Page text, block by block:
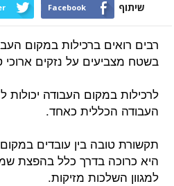
שיתוף Facebook
רבים רואים ברכילות במקום
בשטח מצביעים על נזקים ארוכי
לרכילות במקום העבודה
העבודה הכללית כאחד.
תקשורת טובה בין עובדים
היא כרוכה בדרך כלל בהפצת
למגוון השלכות מזיקות.